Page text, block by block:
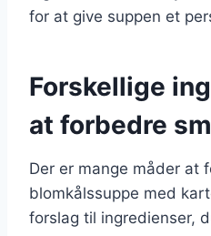
for at give suppen et
Forskellige
at forbedre
Der er mange måder at
blomkålssuppe med
forslag til ingredienser,